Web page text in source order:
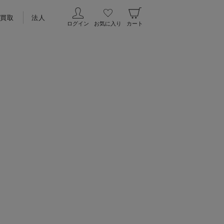
買取 法人
ログイン お気に入り カート